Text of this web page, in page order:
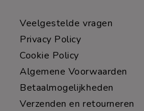
Veelgestelde vragen
Privacy Policy
Cookie Policy
Algemene Voorwaarden
Betaalmogelijkheden
Verzenden en retourneren